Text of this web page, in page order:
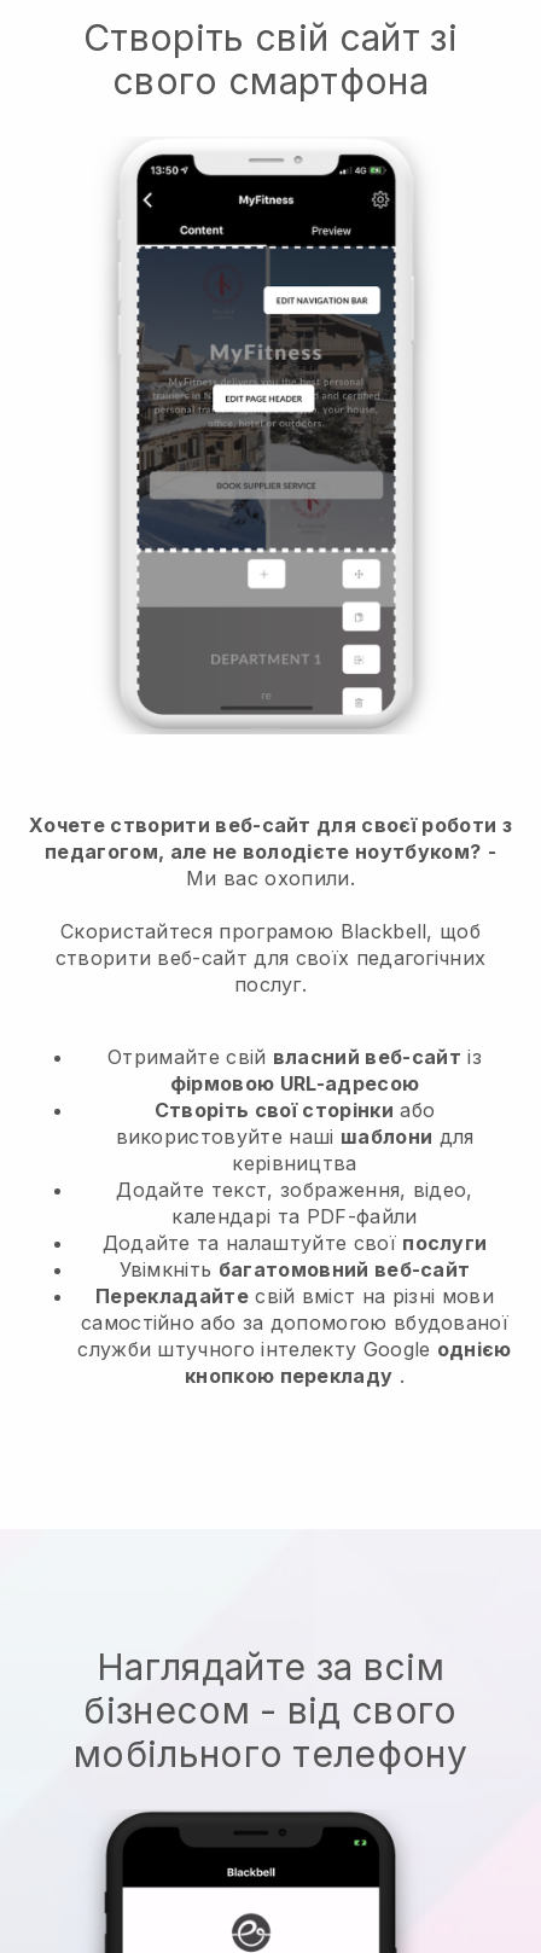
Створіть свій сайт зі
свого смартфона
Хочете створити веб-сайт для своєї роботи з
педагогом, але не володієте ноутбуком? -
Ми вас охопили.
Скористайтеся програмою Blackbell, щоб
створити веб-сайт для своїх педагогічних
послуг.
Отримайте свій власний веб-сайт із
фірмовою URL-адресою
Створіть свої сторінки або
використовуйте наші шаблони для
керівництва
Додайте текст, зображення, відео,
календарі та PDF-файли
Додайте та налаштуйте свої послуги
Увімкніть багатомовний веб-сайт
Перекладайтесвій вміст на різні мови
самостійно або за допомогою вбудованої
служби штучного інтелекту Google однією
кнопкою перекладу .
Наглядайте за всім
бізнесом - від свого
мобільного телефону